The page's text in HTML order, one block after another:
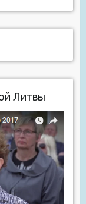
Литвы